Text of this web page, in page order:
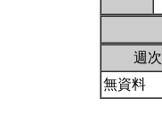
週次
無資料